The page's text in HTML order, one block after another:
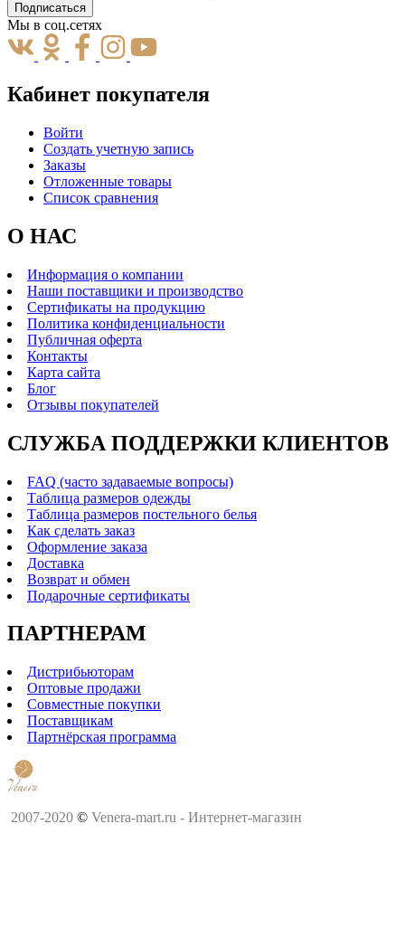
Подписаться
Мы в соц.сетях
Кабинет покупателя
Войти
Создать учетную запись
Заказы
Отложенные товары
Список сравнения
О НАС
Информация о компании
Наши поставщики и производство
Сертификаты на продукцию
Политика конфиденциальности
Публичная оферта
Контакты
Карта сайта
Блог
Отзывы покупателей
СЛУЖБА ПОДДЕРЖКИ КЛИЕНТОВ
FAQ (часто задаваемые вопросы)
Таблица размеров одежды
Таблица размеров постельного белья
Как сделать заказ
Оформление заказа
Доставка
Возврат и обмен
Подарочные сертификаты
ПАРТНЕРАМ
Дистрибьюторам
Оптовые продажи
Совместные покупки
Поставщикам
Партнёрская программа
2007-2020 © Venera-mart.ru - Интернет-магазин